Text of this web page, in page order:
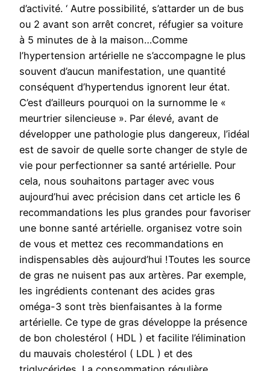
d’activité. ‘ Autre possibilité, s’attarder un de bus
ou 2 avant son arrêt concret, réfugier sa voiture
à 5 minutes de à la maison…Comme
l’hypertension artérielle ne s’accompagne le plus
souvent d’aucun manifestation, une quantité
conséquent d’hypertendus ignorent leur état.
C’est d’ailleurs pourquoi on la surnomme le «
meurtrier silencieuse ». Par élevé, avant de
développer une pathologie plus dangereux, l’idéal
est de savoir de quelle sorte changer de style de
vie pour perfectionner sa santé artérielle. Pour
cela, nous souhaitons partager avec vous
aujourd’hui avec précision dans cet article les 6
recommandations les plus grandes pour favoriser
une bonne santé artérielle. organisez votre soin
de vous et mettez ces recommandations en
indispensables dès aujourd’hui !Toutes les source
de gras ne nuisent pas aux artères. Par exemple,
les ingrédients contenant des acides gras
oméga-3 sont très bienfaisantes à la forme
artérielle. Ce type de gras développe la présence
de bon cholestérol ( HDL ) et facilite l’élimination
du mauvais cholestérol ( LDL ) et des